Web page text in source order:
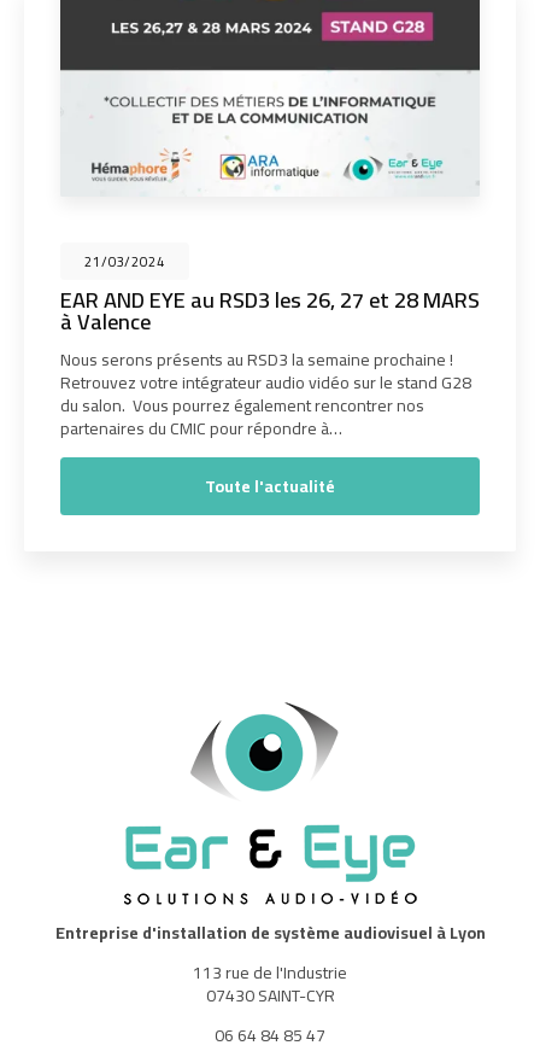
21/03/2024
EAR AND EYE au RSD3 les 26, 27 et 28 MARS
à Valence
Nous serons présents au RSD3 la semaine prochaine !
Retrouvez votre intégrateur audio vidéo sur le stand G28
du salon. Vous pourrez également rencontrer nos
partenaires du CMIC pour répondre à…
Toute l'actualité
Entreprise d'installation de système audiovisuel à Lyon
113 rue de l'Industrie
07430 SAINT-CYR
06 64 84 85 47